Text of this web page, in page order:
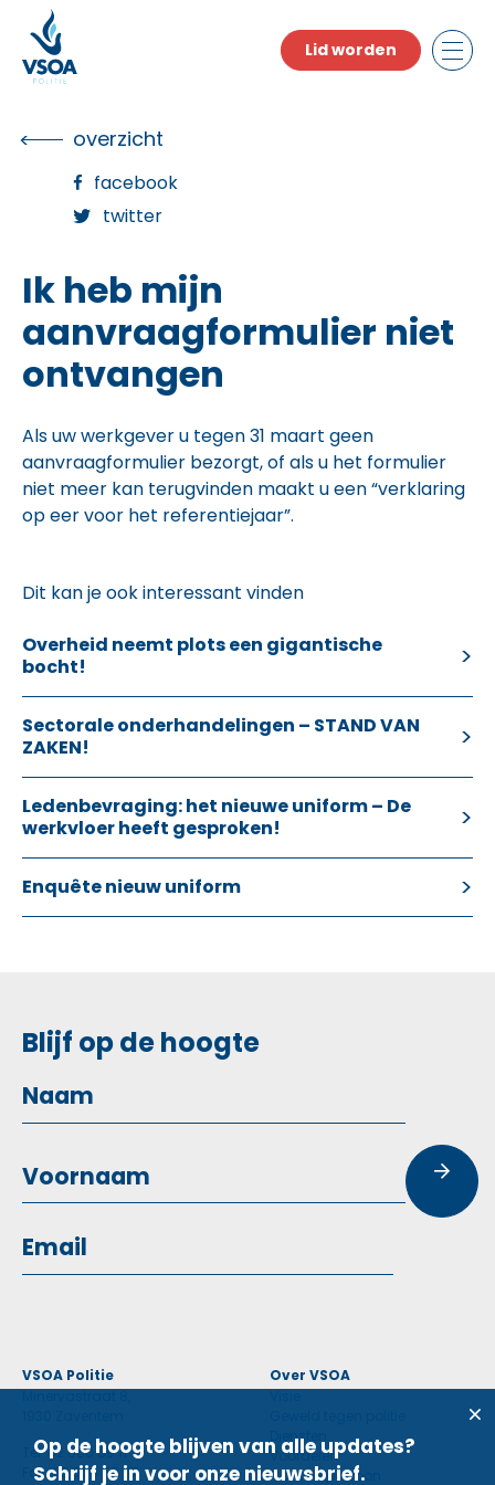
the
content
Lid worden
overzicht
facebook
twitter
Ik heb mijn
aanvraagformulier niet
ontvangen
Als uw werkgever u tegen 31 maart geen
aanvraagformulier bezorgt, of als u het formulier
niet meer kan terugvinden maakt u een “verklaring
op eer voor het referentiejaar”.
Dit kan je ook interessant vinden
Overheid neemt plots een gigantische
bocht!
Sectorale onderhandelingen – STAND VAN
ZAKEN!
Ledenbevraging: het nieuwe uniform – De
werkvloer heeft gesproken!
Enquête nieuw uniform
Blijf op de hoogte
VSOA Politie
Tel: 02 660 59 11
Fax: 02 660 50 97
Over VSOA
Diensten
Voordelen
Contactpersoon
Op de hoogte blijven van alle updates?
Schrijf je in voor onze nieuwsbrief.